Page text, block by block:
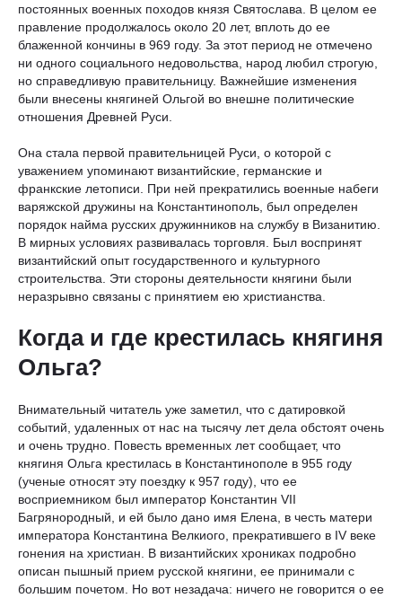
постоянных военных походов князя Святослава. В целом ее
правление продолжалось около 20 лет, вплоть до ее
блаженной кончины в 969 году. За этот период не отмечено
ни одного социального недовольства, народ любил строгую,
но справедливую правительницу. Важнейшие изменения
были внесены княгиней Ольгой во внешне политические
отношения Древней Руси.
Она стала первой правительницей Руси, о которой с
уважением упоминают византийские, германские и
франкские летописи. При ней прекратились военные набеги
варяжской дружины на Константинополь, был определен
порядок найма русских дружинников на службу в Визанитию.
В мирных условиях развивалась торговля. Был воспринят
византийский опыт государственного и культурного
строительства. Эти стороны деятельности княгини были
неразрывно связаны с принятием ею христианства.
Когда и где крестилась княгиня
Ольга?
Внимательный читатель уже заметил, что с датировкой
событий, удаленных от нас на тысячу лет дела обстоят очень
и очень трудно. Повесть временных лет сообщает, что
княгиня Ольга крестилась в Константинополе в 955 году
(ученые относят эту поездку к 957 году), что ее
восприемником был император Константин VII
Багрянородный, и ей было дано имя Елена, в честь матери
императора Константина Велкиого, прекратившего в IV веке
гонения на христиан. В византийских хрониках подробно
описан пышный прием русской княгини, ее принимали с
большим почетом. Но вот незадача: ничего не говорится о ее